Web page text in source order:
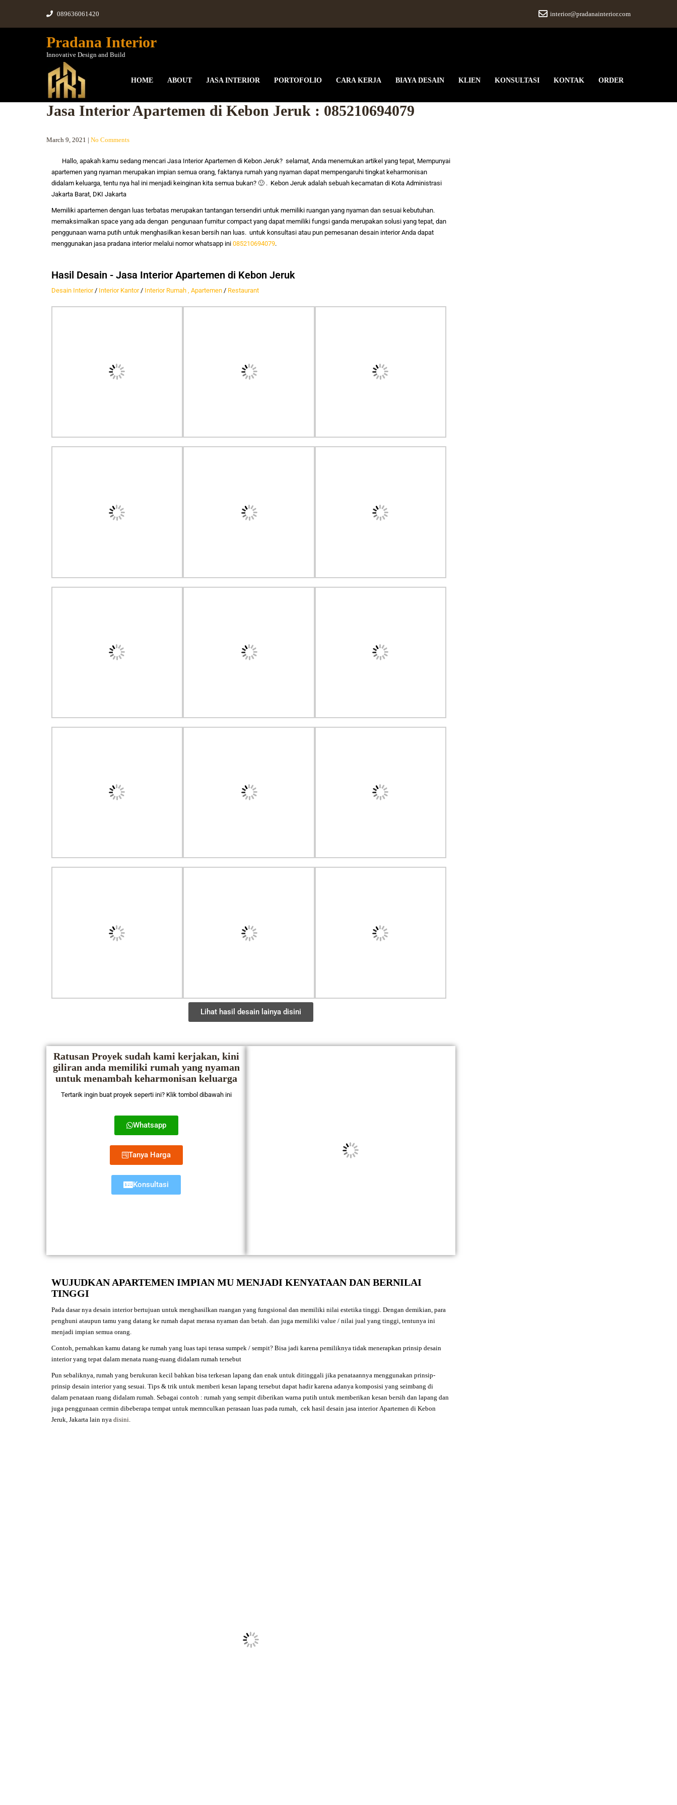
089636061420 interior@pradanainterior.com
Pradana Interior
Innovative Design and Build
HOME ABOUT JASA INTERIOR PORTOFOLIO CARA KERJA BIAYA DESAIN KLIEN KONSULTASI KONTAK ORDER
Jasa Interior Apartemen di Kebon Jeruk : 085210694079
March 9, 2021 | No Comments
Hallo, apakah kamu sedang mencari Jasa InteriorApartemen di Kebon Jeruk? selamat, Anda menemukan artikel yang tepat, Mempunyai
apartemen yang nyaman merupakan impian semua orang, faktanya rumah yang nyaman dapat mempengaruhi tingkat keharmonisan
didalam keluarga, tentu nya hal ini menjadi keinginan kita semua bukan? 🙂 . Kebon Jeruk adalah sebuah kecamatan di Kota Administrasi
Jakarta Barat, DKI Jakarta
Memiliki apartemen dengan luas terbatas merupakan tantangan tersendiri untuk memiliki ruangan yang nyaman dan sesuai kebutuhan.
memaksimalkan space yang ada dengan pengunaan furnitur compact yang dapat memiliki fungsi ganda merupakan solusi yang tepat, dan
penggunaan warna putih untuk menghasilkan kesan bersih nan luas. untuk konsultasi atau pun pemesanan desain interior Anda dapat
menggunakan jasa pradana interior melalui nomor whatsapp ini 085210694079.
Hasil Desain - Jasa Interior Apartemen di Kebon Jeruk
Desain Interior/ Interior Kantor/ Interior Rumah , Apartemen / Restaurant
Lihat hasil desain lainya disini
Ratusan Proyek sudah kami kerjakan, kini
giliran anda memiliki rumah yang nyaman
untuk menambah keharmonisan keluarga
Tertarik ingin buat proyek seperti ini? Klik tombol dibawah ini
Whatsapp
Tanya Harga
Konsultasi
WUJUDKAN APARTEMEN IMPIAN MU MENJADI KENYATAAN DAN BERNILAI
TINGGI
Pada dasar nya desain interior bertujuan untuk menghasilkan ruangan yang fungsional dan memiliki nilai estetika tinggi. Dengan demikian, para
penghuni ataupun tamu yang datang ke rumah dapat merasa nyaman dan betah. dan juga memiliki value / nilai jual yang tinggi, tentunya ini
menjadi impian semua orang.
Contoh, pernahkan kamu datang ke rumah yang luas tapi terasa sumpek / sempit? Bisa jadi karena pemiliknya tidak menerapkan prinsip desain
interior yang tepat dalam menata ruang-ruang didalam rumah tersebut
Pun sebaliknya, rumah yang berukuran kecil bahkan bisa terkesan lapang dan enak untuk ditinggali jika penataannya menggunakan prinsip-
prinsip desain interior yang sesuai. Tips & trik untuk memberi kesan lapang tersebut dapat hadir karena adanya komposisi yang seimbang di
dalam penataan ruang didalam rumah. Sebagai contoh : rumah yang sempit diberikan warna putih untuk memberikan kesan bersih dan lapang dan
juga penggunaan cermin dibeberapa tempat untuk memnculkan perasaan luas pada rumah, cek hasil desain jasa interiorApartemen di Kebon
Jeruk, Jakarta lain nya disini.